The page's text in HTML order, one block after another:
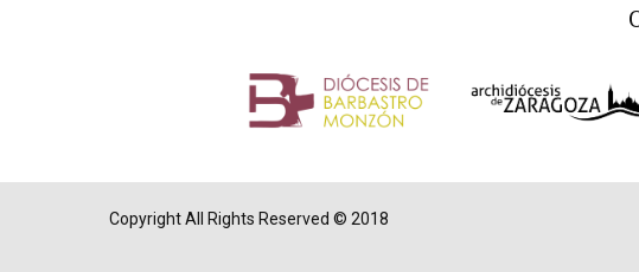
Copyright All Rights Reserved © 2018